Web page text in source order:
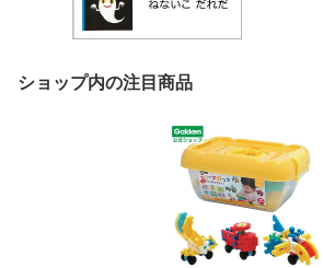
ショップ内の注目商品